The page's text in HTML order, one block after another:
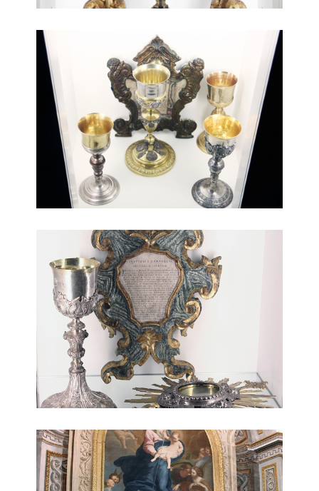
beni ecclesiastici 5
beni ecclesiastici 6
dipinto Madonna con il Bambino